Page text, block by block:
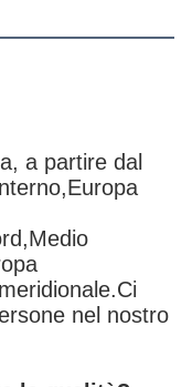
a partire dal
nel nostro